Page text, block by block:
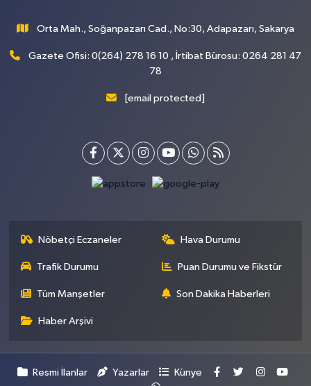
Orta Mah., Soğanpazarı Cad., No:30, Adapazarı, Sakarya
Gazete Ofisi: 0(264) 278 16 10 , İrtibat Bürosu: 0264 281 47
78
[email protected]
Nöbetçi Eczaneler Hava Durumu
Trafik Durumu Puan Durumu ve Fikstür
Tüm Manşetler Son Dakika Haberleri
Haber Arşivi
Resmi İlanlar Yazarlar Künye